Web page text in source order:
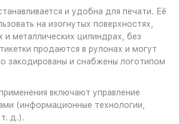
и удобна для печати. Её
на изогнутых поверхностях,
и металлических цилиндрах, без
продаются в рулонах и могут
закодированы и снабжены логотипом
включают управление
(информационные технологии,
д.).